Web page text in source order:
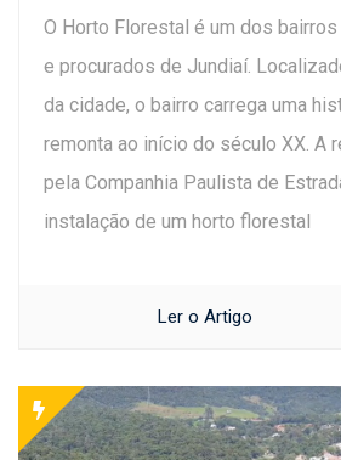
O Horto Florestal é um dos
e procurados de Jundiaí.
da cidade, o bairro carrega uma
remonta ao início do século XX. A
pela Companhia Paulista de
instalação de um horto florestal
Ler o Artigo